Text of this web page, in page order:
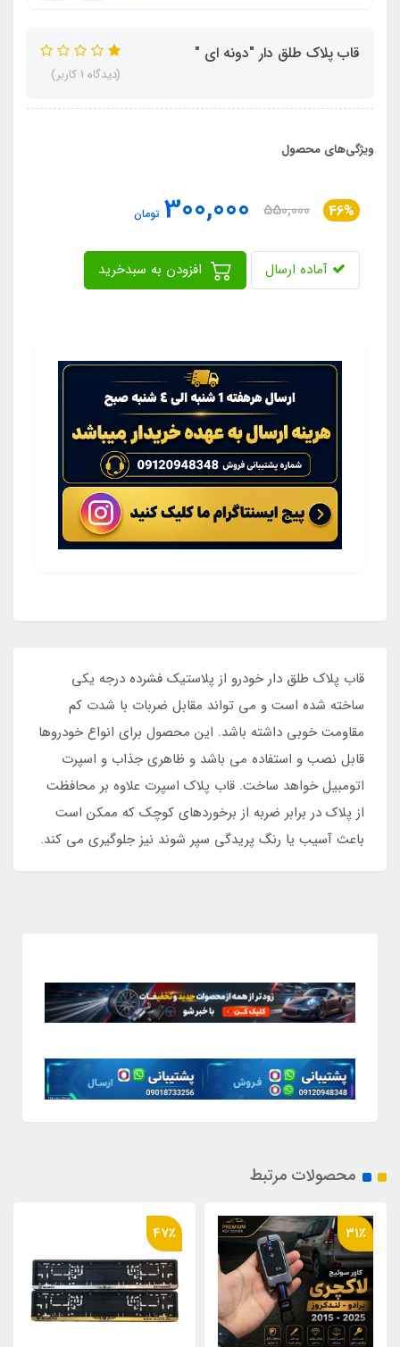
قاب پلاک طلق دار "دونه ای "
(دیدگاه 1 کاربر)
ویژگی‌های محصول
46%
550,000
300,000 تومان
آماده ارسال
قاب پلاک طلق دار خودرو از پلاستیک فشرده درجه یکی
ساخته شده است و می تواند مقابل ضربات با شدت کم
مقاومت خوبی داشته باشد. این محصول برای انواع خودروها
قابل نصب و استفاده می باشد و ظاهری جذاب و اسپرت
اتومبیل خواهد ساخت. قاب پلاک اسپرت علاوه بر محافظت
از پلاک در برابر ضربه از برخوردهای کوچک که ممکن است
باعث آسیب یا رنگ پریدگی سپر شوند نیز جلوگیری می کند.
محصولات مرتبط
47٪ 15٪